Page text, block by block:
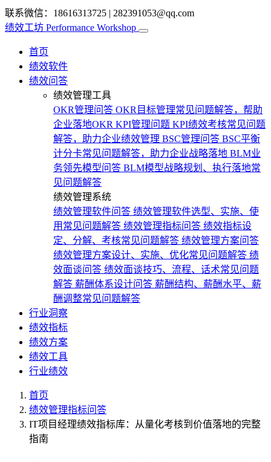
联系微信：18616313725 | 282391053@qq.com
绩效工坊 Performance Workshop
首页
绩效软件
绩效问答
绩效管理工具
OKR管理问答 OKR目标管理常见问题解答，帮助
企业落地OKR KPI管理问题 KPI绩效考核常见问题
解答，助力企业绩效管理 BSC管理问答 BSC平衡
计分卡常见问题解答，助力企业战略落地 BLM业
务领先模型问答 BLM模型战略规划、执行落地常
见问题解答
绩效管理系统
绩效管理软件问答 绩效管理软件选型、实施、使
用常见问题解答 绩效管理指标问答 绩效指标设
定、分解、考核常见问题解答 绩效管理方案问答
绩效管理方案设计、实施、优化常见问题解答 绩
效面谈问答 绩效面谈技巧、流程、话术常见问题
解答 薪酬体系设计问答 薪酬结构、薪酬水平、薪
酬调整常见问题解答
行业洞察
绩效指标
绩效方案
绩效工具
行业绩效
首页
绩效管理指标问答
IT项目经理绩效指标库：从量化考核到价值落地的完整
指南